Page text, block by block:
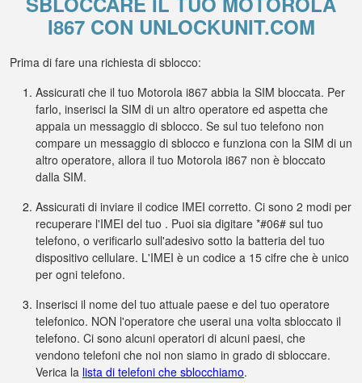
I867 CON UNLOCKUNIT.COM
Prima di fare una richiesta di sblocco:
Assicurati che il tuo Motorola i867 abbia la SIM bloccata. Per
farlo, inserisci la SIM di un altro operatore ed aspetta che
appaia un messaggio di sblocco. Se sul tuo telefono non
compare un messaggio di sblocco e funziona con la SIM di un
altro operatore, allora il tuo Motorola i867 non è bloccato
dalla SIM.
Assicurati di inviare il codice IMEI corretto. Ci sono 2 modi per
recuperare l'IMEI del tuo . Puoi sia digitare *#06# sul tuo
telefono, o verificarlo sull'adesivo sotto la batteria del tuo
dispositivo cellulare. L'IMEI è un codice a 15 cifre che è unico
per ogni telefono.
Inserisci il nome del tuo attuale paese e del tuo operatore
telefonico. NON l'operatore che userai una volta sbloccato il
telefono. Ci sono alcuni operatori di alcuni paesi, che
vendono telefoni che noi non siamo in grado di sbloccare.
Verica la lista di telefoni che sblocchiamo.